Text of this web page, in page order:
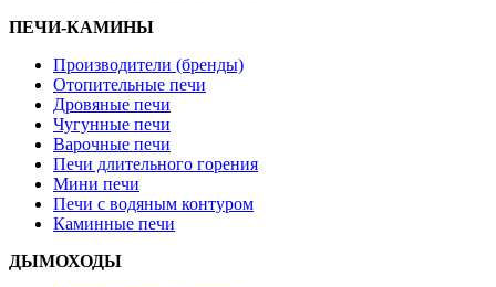
ПЕЧИ-КАМИНЫ
Производители (бренды)
Отопительные печи
Дровяные печи
Чугунные печи
Варочные печи
Печи длительного горения
Мини печи
Печи с водяным контуром
Каминные печи
ДЫМОХОДЫ